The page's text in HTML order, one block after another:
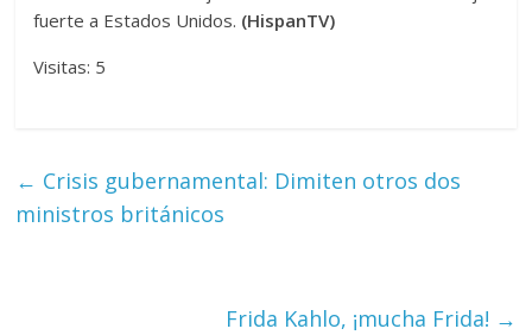
fuerte a Estados Unidos. (HispanTV)
Visitas: 5
← Crisis gubernamental: Dimiten otros dos
ministros británicos
Frida Kahlo, ¡mucha Frida! →